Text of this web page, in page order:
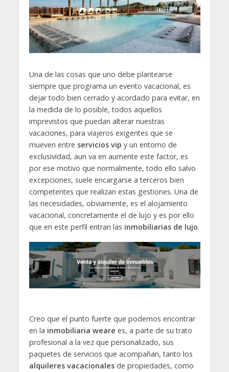
Una de las cosas que uno debe plantearse
siempre que programa un evento vacacional, es
dejar todo bien cerrado y acordado para evitar, en
la medida de lo posible, todos aquellos
imprevistos que puedan alterar nuestras
vacaciones, para viajeros exigentes que se
mueven entre servicios vip y un entorno de
exclusividad, aun va en aumente este factor, es
por ese motivo que normalmente, todo ello salvo
excepciones, suele encargarse a terceros bien
competentes que realizan estas gestiones. Una de
las necesidades, obviamente, es el alojamiento
vacacional, concretamente el de lujo y es por ello
que en este perfil entran las inmobiliarias de lujo.
Creo que el punto fuerte que podemos encontrar
en la inmobiliaria weare es, a parte de su trato
profesional a la vez que personalizado, sus
paquetes de servicios que acompañan, tanto los
alquileres vacacionalesde propiedades, como